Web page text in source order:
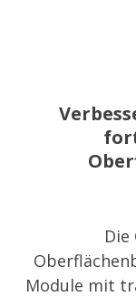
Die
Module mit